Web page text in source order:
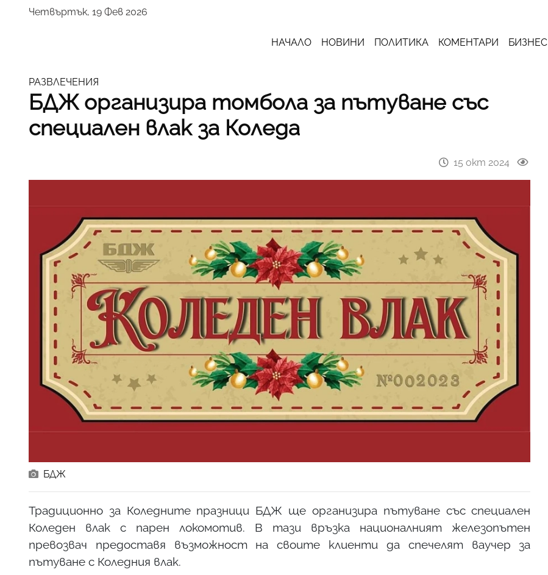
Четвъртък, 19 Фев 2026
НАЧАЛО НОВИНИ ПОЛИТИКА КОМЕНТАРИ БИЗНЕС
РАЗВЛЕЧЕНИЯ
БДЖ организира томбола за пътуване със
специален влак за Коледа
15 окт 2024
БДЖ
Традиционно за Коледните празници БДЖ ще организира пътуване със специален
Коледен влак с парен локомотив. В тази връзка националният железопътен
превозвач предоставя възможност на своите клиенти да спечелят ваучер за
пътуване с Коледния влак.